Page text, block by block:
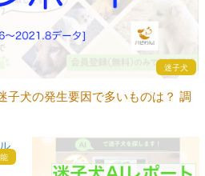
迷子犬
子犬の発生要因で多いものは？ 調